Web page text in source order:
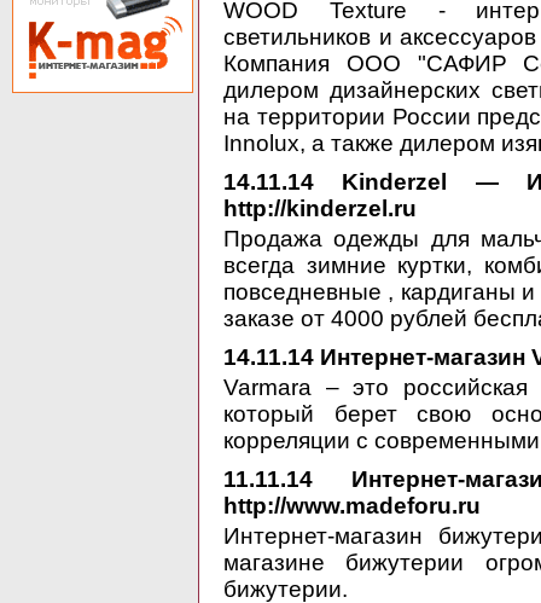
WOOD Texture -
светильников и
Компания ООО "САФИР
дилером дизайнерских
на территории России
Innolux, а также дилером
14.11.14 Kinderzel —
http://kinderzel.ru
Продажа одежды для
всегда зимние куртки,
повседневные , кардиганы
заказе от 4000 рублей
14.11.14 Интернет-магазин
Varmara – это
который берет свою
корреляции с
11.11.14 Интернет-
http://www.madeforu.ru
Интернет-магазин
магазине бижутерии
бижутерии.